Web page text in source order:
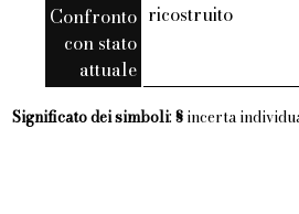
Confronto
con stato
attuale
ricostruito
Significato dei simboli: §incerta